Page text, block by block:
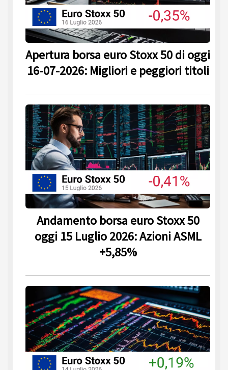
Apertura borsa euro Stoxx 50 di oggi
16-07-2026: Migliori e peggiori titoli
Andamento borsa euro Stoxx 50
oggi 15 Luglio 2026: Azioni ASML
+5,85%